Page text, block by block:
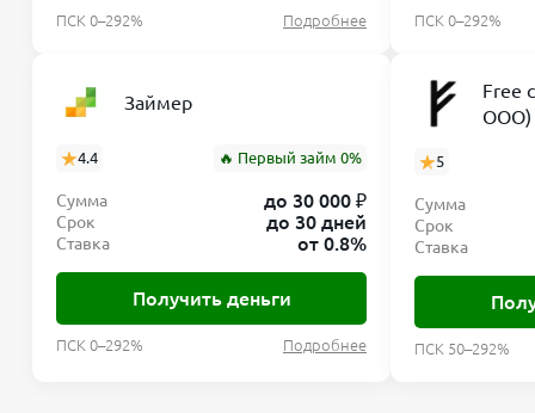
ПСК 0–292% Подробнее ПСК 0–292%
Займер
4.4 🔥 Первый займ 0%
Сумма до 30 000 ₽
Срок до 30 дней
Ставка от 0.8%
Получить деньги
ПСК 0–292% Подробнее
Free
ООО)
5
Сумма
Срок
Ставка
ПСК 50–292%